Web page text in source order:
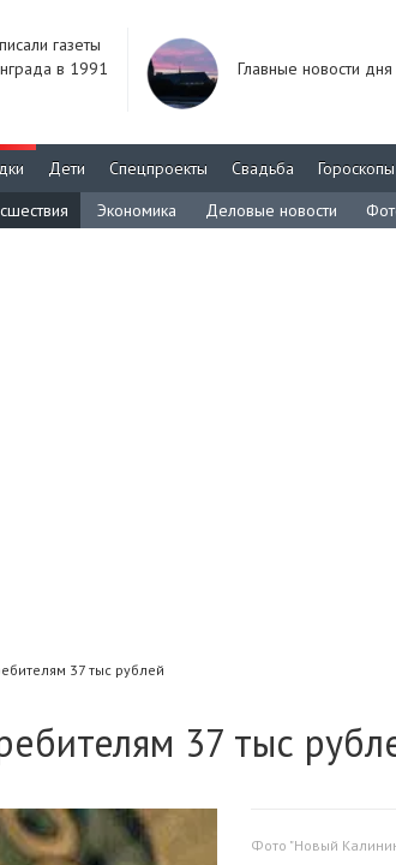
газеты
в 1991
Главные новости дня
Дети Спецпроекты Свадьба
Гороскопы
Экономика Деловые новости
37 тыс рублей
37 тыс
Фото "Новый